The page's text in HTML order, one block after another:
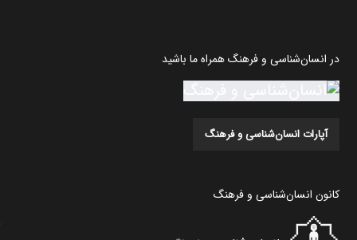
در انسان‌شناسی و فرهنگ همراه ما باشید
آپارات انسان‌شناسی و فرهنگ
کانون انسان‌شناسی و فرهنگ